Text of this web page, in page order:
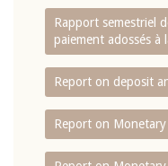
Rapport semestriel
paiement adossés à
Report on deposit
Report on